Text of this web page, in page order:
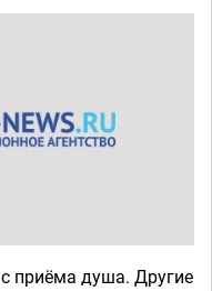
приёма душа. Другие